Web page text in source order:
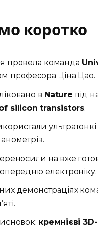
коротко
провела команда
професора Ціна Цао.
в Nature під
silicon transistors.
ультратонкі
на вже
електроніку.
демонстраціях
кремнієві